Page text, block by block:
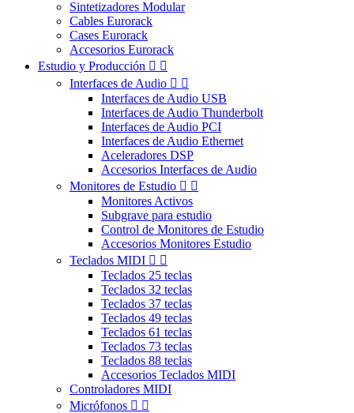
Sintetizadores Modular
Cables Eurorack
Cases Eurorack
Accesorios Eurorack
Estudio y Producción  
Interfaces de Audio  
Interfaces de Audio USB
Interfaces de Audio Thunderbolt
Interfaces de Audio PCI
Interfaces de Audio Ethernet
Aceleradores DSP
Accesorios Interfaces de Audio
Monitores de Estudio  
Monitores Activos
Subgrave para estudio
Control de Monitores de Estudio
Accesorios Monitores Estudio
Teclados MIDI  
Teclados 25 teclas
Teclados 32 teclas
Teclados 37 teclas
Teclados 49 teclas
Teclados 61 teclas
Teclados 73 teclas
Teclados 88 teclas
Accesorios Teclados MIDI
Controladores MIDI
Micrófonos  